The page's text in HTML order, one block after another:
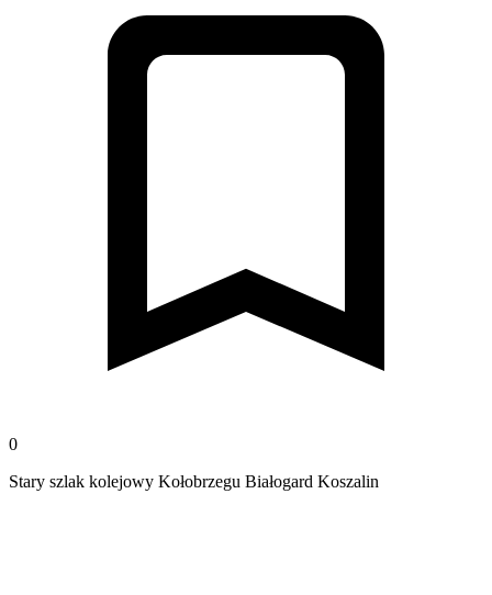
0
Stary szlak kolejowy Kołobrzegu Białogard Koszalin